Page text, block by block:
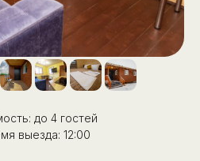
до 4 гостей
выезда: 12:00